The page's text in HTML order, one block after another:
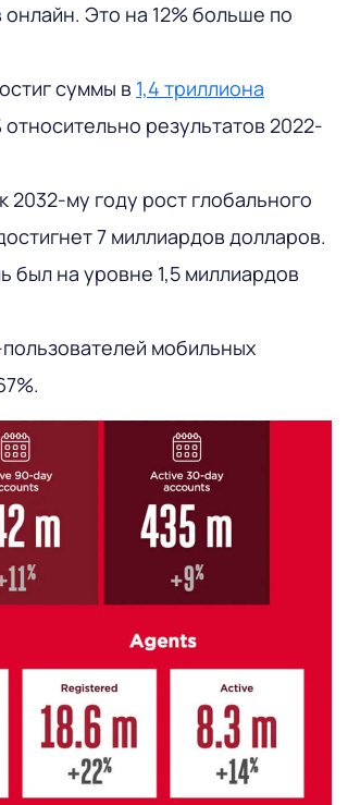
Это на 12% больше по
суммы в 1,4 триллиона
результатов 2022-
2032-му году рост глобального
7 миллиардов долларов.
был на уровне 1,5 миллиардов
мобильных